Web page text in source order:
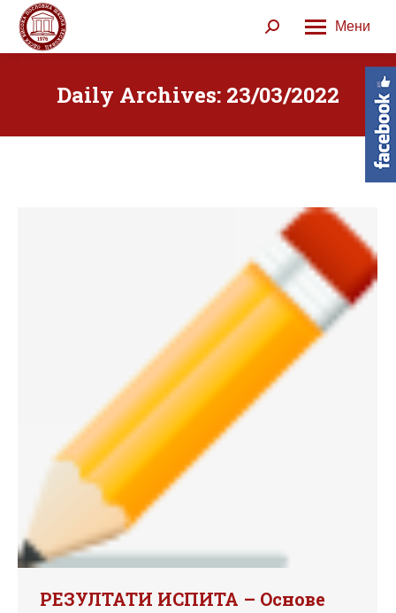
Мени
Search:
Daily Archives: 23/03/2022
РЕЗУЛТАТИ ИСПИТА – Основе